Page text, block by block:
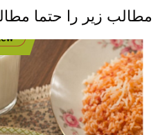
مطالب زیر را حتما